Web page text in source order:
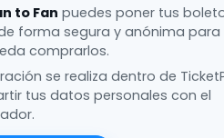
to Fan puedes poner tus
forma segura y anónima para
comprarlos.
se realiza dentro de
tus datos personales con el